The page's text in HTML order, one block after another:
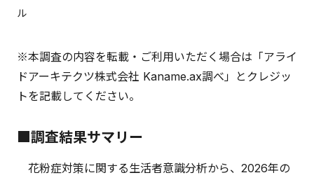
ル
※本調査の内容を転載・ご利用いただく場合は「アライ
ドアーキテクツ株式会社 Kaname.ax調べ」とクレジッ
トを記載してください。
■調査結果サマリー
花粉症対策に関する生活者意識分析から、2026年の